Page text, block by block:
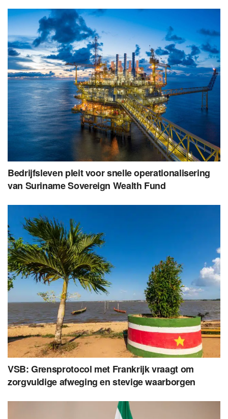
Bedrijfsleven pleit voor snelle operationalisering
van Suriname Sovereign Wealth Fund
VSB: Grensprotocol met Frankrijk vraagt om
zorgvuldige afweging en stevige waarborgen